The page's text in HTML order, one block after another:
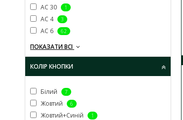
AC 30 1
AC 4 3
AC 6 62
ПОКАЗАТИ ВСІ
КОЛІР КНОПКИ
Білий 7
Жовтий 6
Жовтий+Синій 1